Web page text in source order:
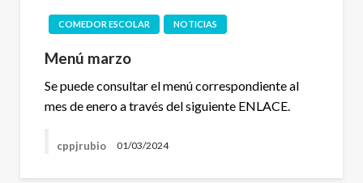
COMEDOR ESCOLAR NOTICIAS
Menú marzo
Se puede consultar el menú correspondiente al
mes de enero a través del siguiente ENLACE.
cppjrubio 01/03/2024